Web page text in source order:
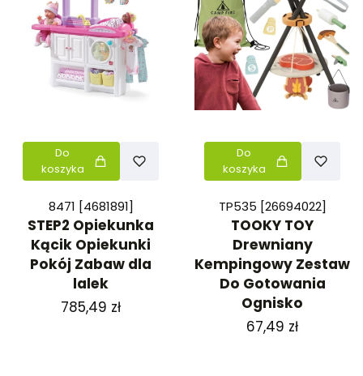
Do
koszyka
8471 [4681891]
STEP2 Opiekunka
Kącik Opiekunki
Pokój Zabaw dla
lalek
Cena
785,49 zł
Do
koszyka
TP535 [26694022]
TOOKY TOY
Drewniany
Kempingowy Zestaw
Do Gotowania
Ognisko
Cena
67,49 zł